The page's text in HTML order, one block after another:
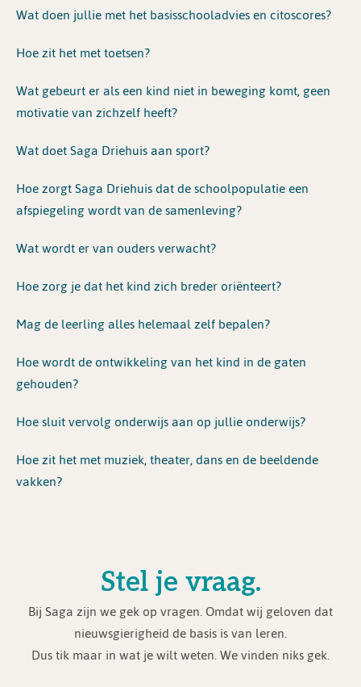
Wat doen jullie met het basisschooladvies en citoscores?
Hoe zit het met toetsen?
Wat gebeurt er als een kind niet in beweging komt, geen
motivatie van zichzelf heeft?
Wat doet Saga Driehuis aan sport?
Hoe zorgt Saga Driehuis dat de schoolpopulatie een
afspiegeling wordt van de samenleving?
Wat wordt er van ouders verwacht?
Hoe zorg je dat het kind zich breder oriënteert?
Mag de leerling alles helemaal zelf bepalen?
Hoe wordt de ontwikkeling van het kind in de gaten
gehouden?
Hoe sluit vervolg onderwijs aan op jullie onderwijs?
Hoe zit het met muziek, theater, dans en de beeldende
vakken?
Stel je vraag.
Bij Saga zijn we gek op vragen. Omdat wij geloven dat
nieuwsgierigheid de basis is van leren.
Dus tik maar in wat je wilt weten. We vinden niks gek.